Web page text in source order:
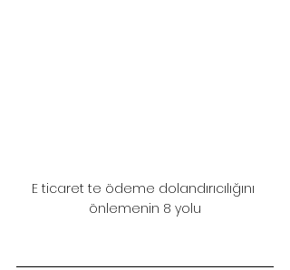
E ticaret te ödeme dolandırıcılığını
önlemenin 8 yolu